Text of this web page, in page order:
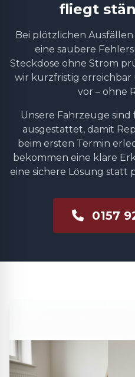
fliegt
Bei plötzlichen
eine saubere
Steckdose ohne Strom
wir kurzfristig erreichbar
vor – ohne
Unsere Fahrzeuge
ausgestattet, damit
beim ersten Termin
bekommen eine klare
eine sichere Lösung statt
0157